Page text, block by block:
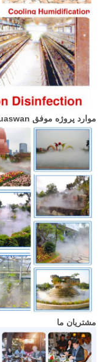
موارد پروژه موفق Aquaswan
مشتریان ما